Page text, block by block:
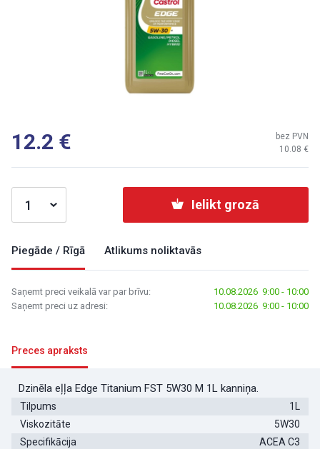
12.2 10.08
bez PVN
Ielikt grozā
Piegāde / Rīgā Atlikums noliktavās
Saņemt preci veikalā var par brīvu:
10.08.2026 9:00 - 10:00
Saņemt preci uz adresi:
10.08.2026 9:00 - 10:00
Preces apraksts
Dzinēla eļļa Edge Titanium FST 5W30 M 1L kanniņa.
Tilpums
1L
Viskozitāte
5W30
Specifikācija
ACEA C3